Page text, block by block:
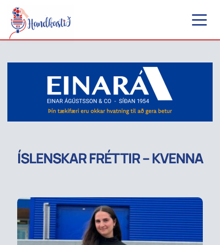
ÍSLENSKAR FRÉTTIR – KVENNA